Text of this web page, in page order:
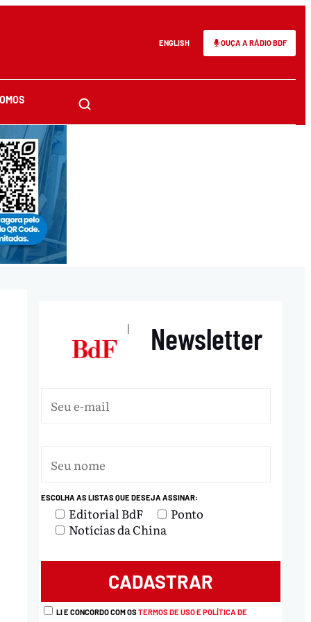
ENGLISH OUÇA A RÁDIO BDF
| Newsletter
ESCOLHA AS LISTAS QUE DESEJA ASSINAR:
Editorial BdF
Ponto
Notícias da China
LI E CONCORDO COM OSTERMOS DE USO E POLÍTICA DE